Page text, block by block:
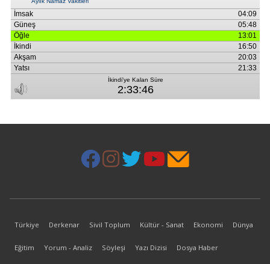
Türkiye Derkenar Sivil Toplum Kültür - Sanat Ekonomi Dünya
Eğitim Yorum - Analiz Söyleşi Yazı Dizisi Dosya Haber